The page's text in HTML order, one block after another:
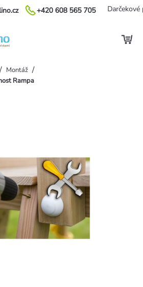
+420 608 565 705 Darčekové
/ Montáž /
Rampa